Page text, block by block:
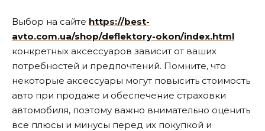
Выбор на сайте https://best-
avto.com.ua/shop/deflektory-okon/index.html
конкретных аксессуаров зависит от ваших
потребностей и предпочтений. Помните, что
некоторые аксессуары могут повысить стоимость
авто при продаже и обеспечение страховки
автомобиля, поэтому важно внимательно оценить
все плюсы и минусы перед их покупкой и